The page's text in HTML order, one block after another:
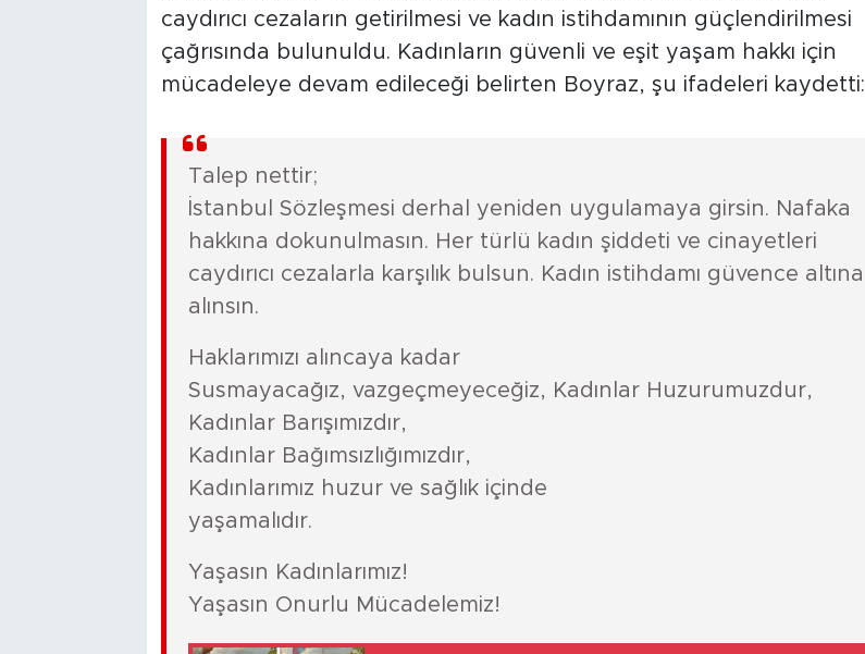
caydırıcı cezaların getirilmesi ve kadın istihdamının güçlendirilmesi
çağrısında bulunuldu. Kadınların güvenli ve eşit yaşam hakkı için
mücadeleye devam edileceği belirten Boyraz, şu ifadeleri kaydetti:
Talep nettir;
İstanbul Sözleşmesi derhal yeniden uygulamaya girsin. Nafaka
hakkına dokunulmasın. Her türlü kadın şiddeti ve cinayetleri
caydırıcı cezalarla karşılık bulsun. Kadın istihdamı güvence altına
alınsın.
Haklarımızı alıncaya kadar
Susmayacağız, vazgeçmeyeceğiz, Kadınlar Huzurumuzdur,
Kadınlar Barışımızdır,
Kadınlar Bağımsızlığımızdır,
Kadınlarımız huzur ve sağlık içinde
yaşamalıdır.
Yaşasın Kadınlarımız!
Yaşasın Onurlu Mücadelemiz!